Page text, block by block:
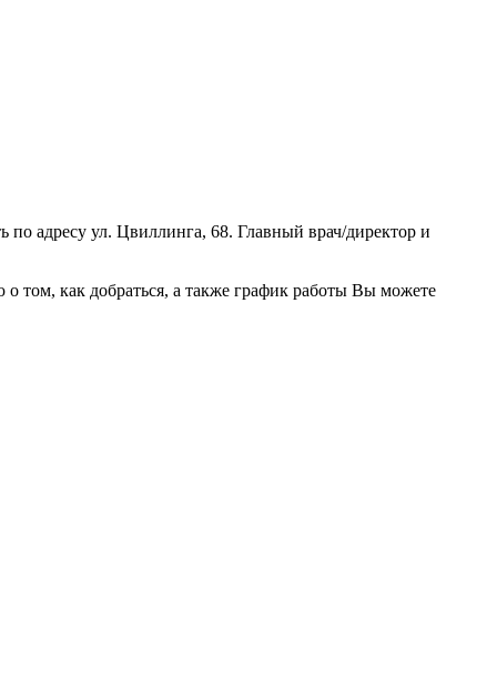
по адресу ул. Цвиллинга, 68. Главный врач/директор и
том, как добраться, а также график работы Вы можете